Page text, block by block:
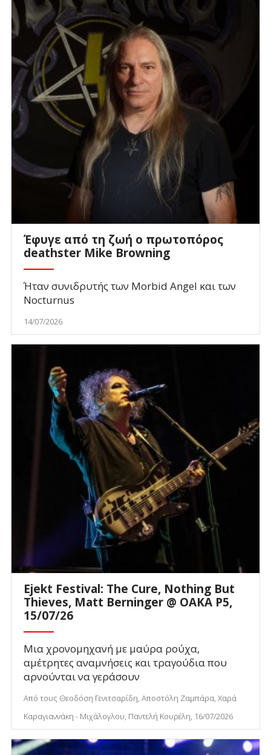
Έφυγε από τη ζωή ο πρωτοπόρος
deathster Mike Browning
Ήταν συνιδρυτής των Morbid Angel και των
Nocturnus
14/07/2026
Ejekt Festival: The Cure, Nothing But
Thieves, Matt Berninger @ ΟΑΚΑ P5,
15/07/26
Μια χρονομηχανή με μαύρα ρούχα,
αμέτρητες αναμνήσεις και τραγούδια που
αρνούνται να γεράσουν
Από τους Θεοδόση Γενιτσαρίδη, Αποστόλη Ζαμπάρα, Χαρά
Καραγιαννάκη - Μιχάλογλου, Παντελή Κουρέλη, 16/07/2026